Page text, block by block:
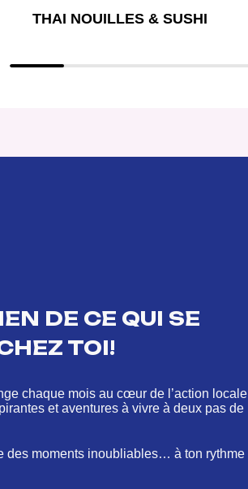
THAI NOUILLES & SUSHI
DE CE QUI SE
TOI!
chaque mois au cœur de l’action locale
et aventures à vivre à deux pas de
des moments inoubliables… à ton rythme